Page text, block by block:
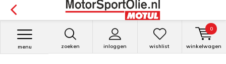
zoeken inloggen
menu wishlist winkelwagen
0